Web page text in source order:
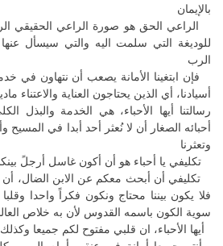
بالإيمان
الراعي الحق هو صورة الراعي الحقيقي
للوديغة التي سلمت اليه والتي سيسأل
الرب
فإن ابتغينا الأمانة يصعب أن نتهاون في
أسيادنا، أي الذين يحتاجون العناية والاعتناء
رسالتنا أيها الأحباء، هي الخدمة والبذل
أحبائه الصغار أن لا نُعثر أحد أبدا في
وتعثرنا
تكليفي يا أحباء هو أن أكون غاسل أرجلً بينكم
تكليفي أن أبحث معكم عن الابن الضال، أن
فلا يكون بيننا محتاج ونكون فكراً واحدا
سوية الكون باسمه القدوس لأن به خلاص
أيها الأحباء، ان قلبي مفتوح لكم جميعا